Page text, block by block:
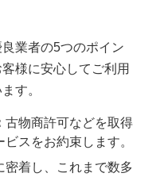
業者の5つのポイン
様に安心してご利用
す。
古物商許可などを取得
スをお約束します。
密着し、これまで数多